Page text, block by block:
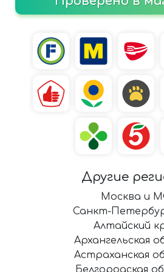
Другие
Москва и
Санкт-
Алтайский
Архангельская
Астраханская
Белгородская